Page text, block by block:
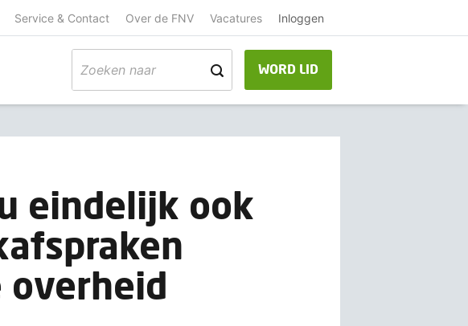
Service & Contact Over de FNV Vacatures Inloggen
WORD LID
eindelijk ook
overheid